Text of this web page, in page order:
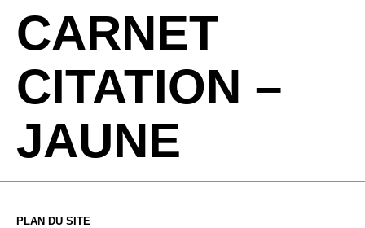
CARNET
CITATION –
JAUNE
PLAN DU SITE